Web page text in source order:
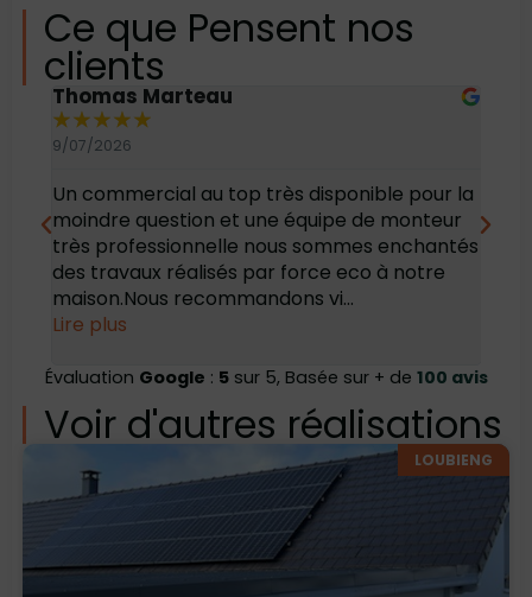
Ce que Pensent nos
clients
Thomas Marteau
★★★★★
9/07/2026
Un commercial au top très disponible pour la
moindre question et une équipe de monteur
très professionnelle nous sommes enchantés
des travaux réalisés par force eco à notre
maison.Nous recommandons vi...
Lire plus
Évaluation Google : 5sur 5, Basée sur + de 100 avis
Voir d'autres réalisations
LOUBIENG